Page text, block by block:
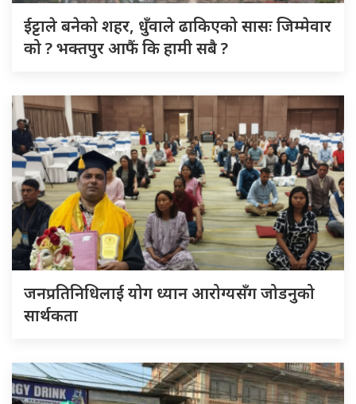
ईट्टाले बनेको शहर, धुँवाले ढाकिएको सासः जिम्मेवार
को ? भक्तपुर आफैं कि हामी सबै ?
जनप्रतिनिधिलाई योग ध्यान आरोग्यसँग जोडनुको
सार्थकता